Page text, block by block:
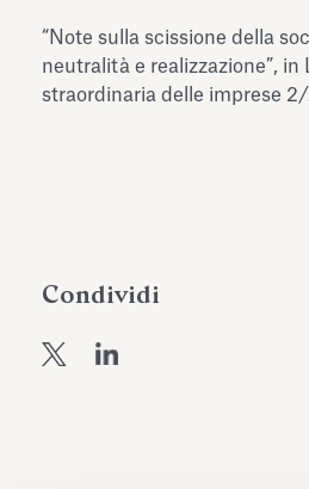
dell’Antiquarium di Villa
Torlonia
Leggi tutto
“Note sulla scissione della
neutralità e realizzazione”, in
straordinaria delle imprese 2/
Condividi